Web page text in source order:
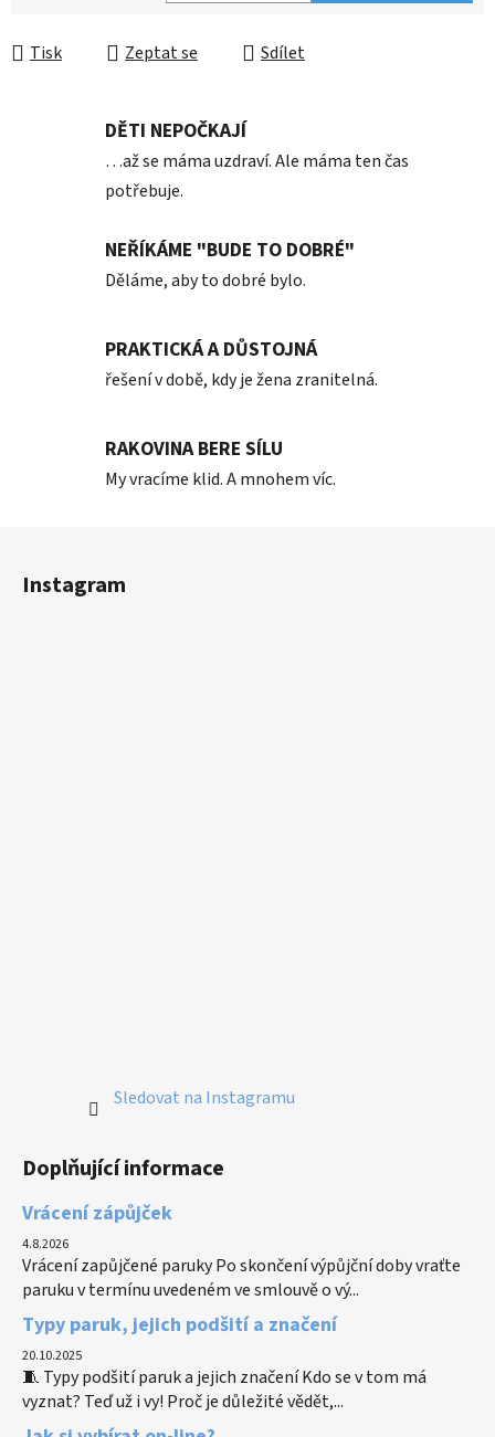
Tisk Zeptat se Sdílet
DĚTI NEPOČKAJÍ
…až se máma uzdraví. Ale máma ten čas
potřebuje.
NEŘÍKÁME "BUDE TO DOBRÉ"
Děláme, aby to dobré bylo.
PRAKTICKÁ A DŮSTOJNÁ
řešení v době, kdy je žena zranitelná.
RAKOVINA BERE SÍLU
My vracíme klid. A mnohem víc.
Instagram
Sledovat na Instagramu
Doplňující informace
Vrácení zápůjček
4.8.2026
Vrácení zapůjčené paruky Po skončení výpůjční doby vraťte
paruku v termínu uvedeném ve smlouvě o vý...
Typy paruk, jejich podšití a značení
20.10.2025
🧵 Typy podšití paruk a jejich značení Kdo se v tom má
vyznat? Teď už i vy! Proč je důležité vědět,...